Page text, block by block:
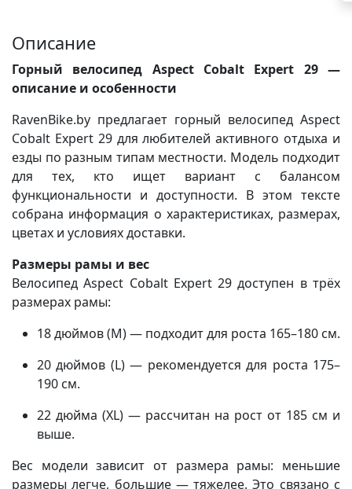
Описание
Горный велосипед Aspect Cobalt Expert 29 —
описание и особенности
RavenBike.by предлагает горный велосипед Aspect
Cobalt Expert 29 для любителей активного отдыха и
езды по разным типам местности. Модель подходит
для тех, кто ищет вариант с балансом
функциональности и доступности. В этом тексте
собрана информация о характеристиках, размерах,
цветах и условиях доставки.
Размеры рамы и вес
Велосипед Aspect Cobalt Expert 29 доступен в трёх
размерах рамы:
18 дюймов (M) — подходит для роста 165–180 см.
20 дюймов (L) — рекомендуется для роста 175–
190 см.
22 дюйма (XL) — рассчитан на рост от 185 см и
выше.
Вес модели зависит от размера рамы: меньшие
размеры легче, большие — тяжелее. Это связано с